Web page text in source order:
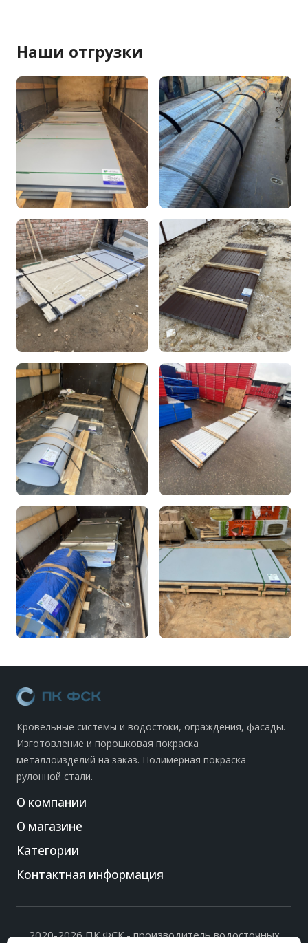
Наши отгрузки
Кровельные системы и водостоки, ограждения, фасады.
Изготовление и порошковая покраска
металлоизделий на заказ. Полимерная покраска
рулонной стали.
О компании
О магазине
Категории
Контактная информация
2020-2026 ПК ФСК - производитель водосточных